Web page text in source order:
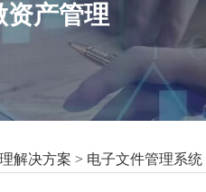
资产管理
解决方案 > 电子文件管理系统